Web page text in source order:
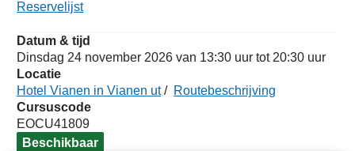
Reservelijst
Datum & tijd
Dinsdag 24 november 2026 van 13:30 uur tot 20:30 uur
Locatie
Hotel Vianen in Vianen ut/ Routebeschrijving
Cursuscode
EOCU41809
Beschikbaar